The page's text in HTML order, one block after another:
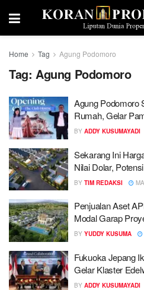
Home Tag Agung Podomoro
Tag: Agung Podomoro
Agung Podomoro
Rumah, Gelar
Premium Selama
BY ADDY KUSUMAYADI
Sekarang Ini
Nilai Dolar,
Tinggi di Masa
BY TIM REDAKSI
Penjualan Aset
Modal Garap
BY YUDDY KUSUMA
Fukuoka Jepang
Gelar Klaster
Podomoro Tenjo
BY ADDY KUSUMAYADI